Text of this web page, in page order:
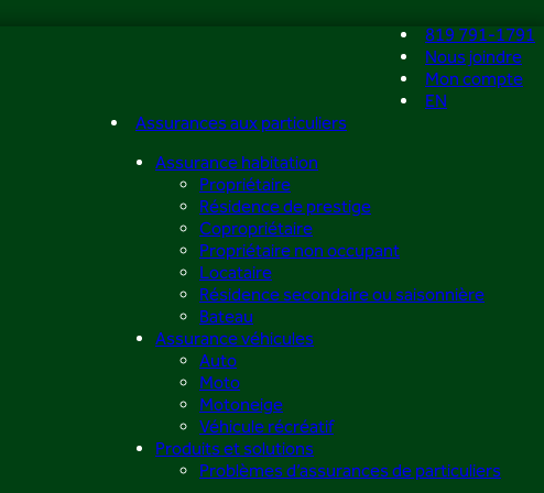
819 791-1791
Nous joindre
Mon compte
EN
Assurances aux particuliers
Assurance habitation
Propriétaire
Résidence de prestige
Copropriétaire
Propriétaire non occupant
Locataire
Résidence secondaire ou saisonnière
Bateau
Assurance véhicules
Auto
Moto
Motoneige
Véhicule récréatif
Produits et solutions
Problèmes d’assurances de particuliers